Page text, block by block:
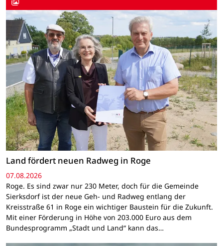
Land fördert neuen Radweg in Roge
07.08.2026
Roge. Es sind zwar nur 230 Meter, doch für die Gemeinde
Sierksdorf ist der neue Geh- und Radweg entlang der
Kreisstraße 61 in Roge ein wichtiger Baustein für die Zukunft.
Mit einer Förderung in Höhe von 203.000 Euro aus dem
Bundesprogramm „Stadt und Land“ kann das…